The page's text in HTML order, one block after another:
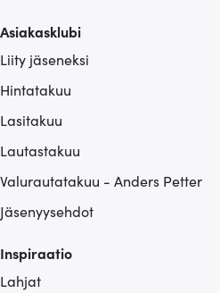
Asiakasklubi
Liity jäseneksi
Hintatakuu
Lasitakuu
Lautastakuu
Valurautatakuu - Anders Petter
Jäsenyysehdot
Inspiraatio
Lahjat